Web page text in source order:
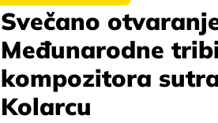
Svečano
Međunarodne
kompozitora
Kolarcu